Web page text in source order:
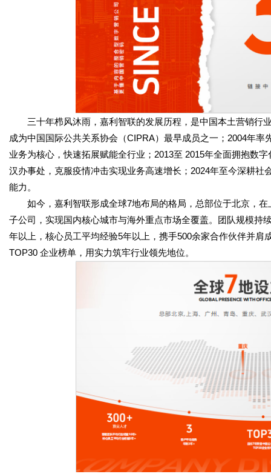
三十年栉风沐雨，嘉利智联的发展历程，是中国本土营销行
成为中国国际公共关系协会（CIPRA）最早成员之一；2004年
业务为核心，快速拓展赋能全行业；2013至 2015年全面拥抱数
汉办事处，克服疫情冲击实现业务高速增长；2024年至今深耕
能力。
如今，嘉利智联形成全球7地布局的格局，总部位于北京，在
子公司，实现国内核心城市与海外重点市场全覆盖。团队规模持
年以上，核心员工平均经验5年以上，携手500余家合作伙伴并
TOP30 企业榜单，用实力筑牢行业领先地位。